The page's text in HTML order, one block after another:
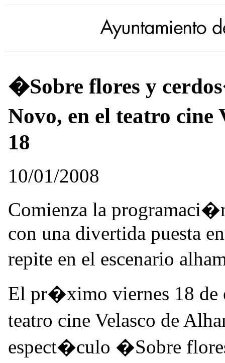
�Sobre flores y
Novo, en el teatro
18
10/01/2008
Comienza la
con una divertida puesta
repite en el escenario
El pr�ximo viernes 18 de
teatro cine Velasco de
espect�culo �Sobre